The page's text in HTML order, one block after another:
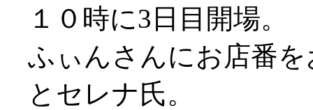
１０時に3日目開場。
ふぃんさんにお店番
とセレナ氏。